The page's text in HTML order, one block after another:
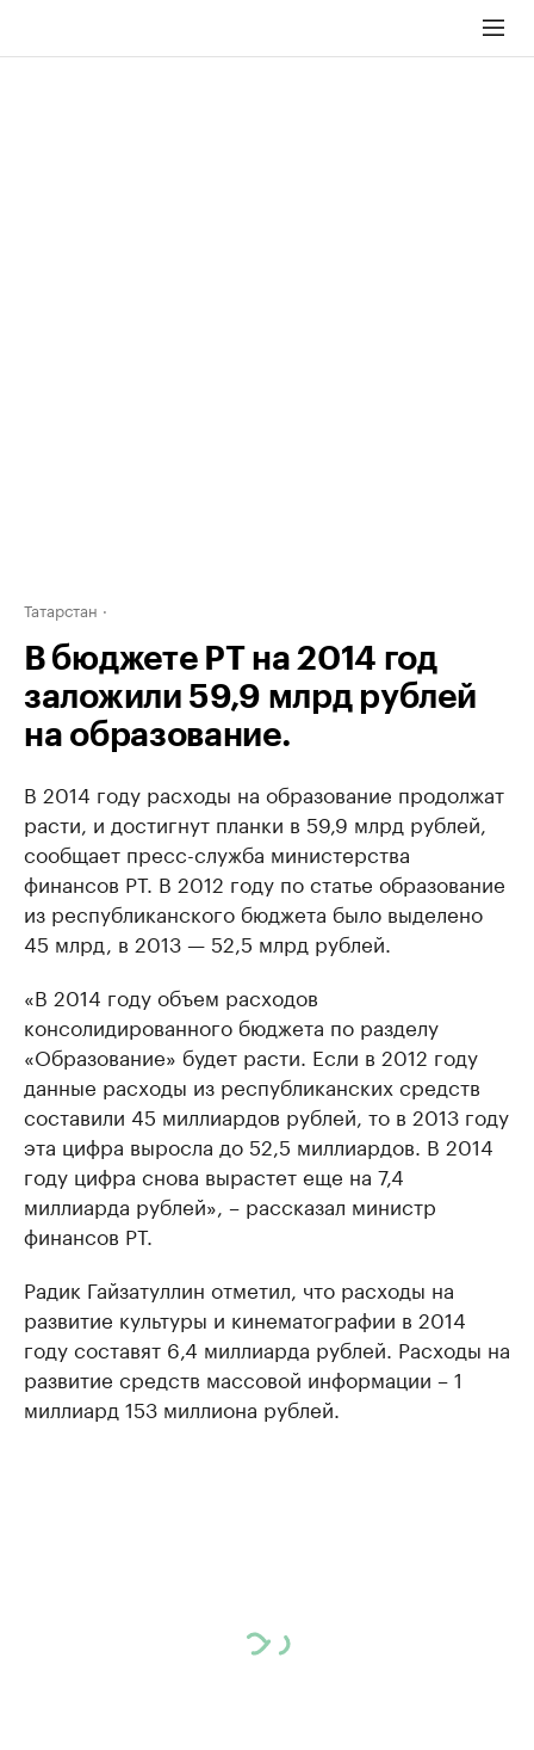
Татарстан
В бюджете РТ на 2014 год
заложили 59,9 млрд рублей
на образование.
В 2014 году расходы на образование продолжат
расти, и достигнут планки в 59,9 млрд рублей,
сообщает пресс-служба министерства
финансов РТ. В 2012 году по статье образование
из республиканского бюджета было выделено
45 млрд, в 2013 — 52,5 млрд рублей.
«В 2014 году объем расходов
консолидированного бюджета по разделу
«Образование» будет расти. Если в 2012 году
данные расходы из республиканских средств
составили 45 миллиардов рублей, то в 2013 году
эта цифра выросла до 52,5 миллиардов. В 2014
году цифра снова вырастет еще на 7,4
миллиарда рублей», – рассказал министр
финансов РТ.
Радик Гайзатуллин отметил, что расходы на
развитие культуры и кинематографии в 2014
году составят 6,4 миллиарда рублей. Расходы на
развитие средств массовой информации – 1
миллиард 153 миллиона рублей.